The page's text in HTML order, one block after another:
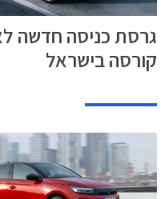
גרסת כניסה חדשה
קורסה בישראל